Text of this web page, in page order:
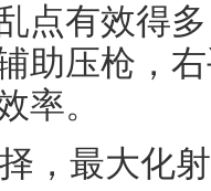
点有效得
助压枪，
率。
，最大化